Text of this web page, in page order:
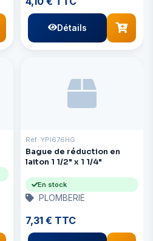
Détails
Réf: YPI676HG
Bague de réduction en
laiton 1 1/2" x 1 1/4"
En stock
PLOMBERIE
7,31 € TTC